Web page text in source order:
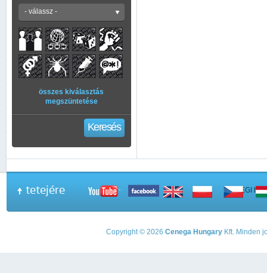
összes kiválasztás
megszüntetése
Keresés
tetejére A PEGI
Copyright © 2026 Cenega Hungary Kft. Minden